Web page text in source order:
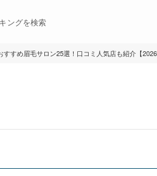
ングを検索
すすめ眉毛サロン25選！口コミ人気店も紹介【2026